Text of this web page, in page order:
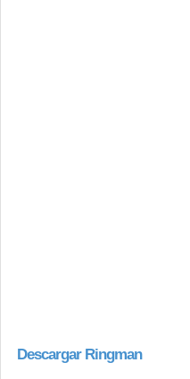
Descargar Ringman